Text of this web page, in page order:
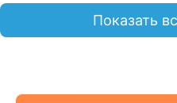
Показать